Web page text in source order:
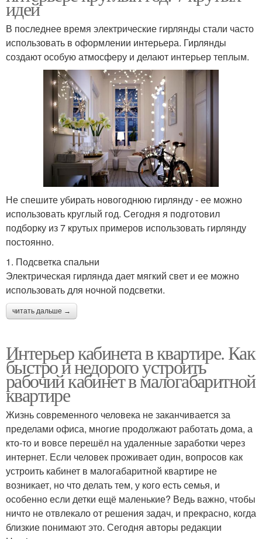
идей
В последнее время электрические гирлянды стали часто
использовать в оформлении интерьера. Гирлянды
создают особую атмосферу и делают интерьер теплым.
Не спешите убирать новогоднюю гирлянду - ее можно
использовать круглый год. Сегодня я подготовил
подборку из 7 крутых примеров использовать гирлянду
постоянно.
1. Подсветка спальни
Электрическая гирлянда дает мягкий свет и ее можно
использовать для ночной подсветки.
читать дальше →
Интерьер кабинета в квартире. Как
быстро и недорого устроить
рабочий кабинет в малогабаритной
квартире
Жизнь современного человека не заканчивается за
пределами офиса, многие продолжают работать дома, а
кто-то и вовсе перешёл на удаленные заработки через
интернет. Если человек проживает один, вопросов как
устроить кабинет в малогабаритной квартире не
возникает, но что делать тем, у кого есть семья, и
особенно если детки ещё маленькие? Ведь важно, чтобы
ничто не отвлекало от решения задач, и прекрасно, когда
близкие понимают это. Сегодня авторы редакции